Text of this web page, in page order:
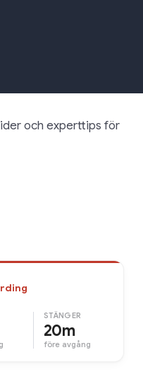
och experttips för
STÄNGER
20m
före avgång